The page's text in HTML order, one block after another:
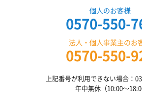
個人のお客様
0570-550-
法人・個人事業主のお
0570-550-
上記番号が利用できない場合：
年中無休（10:00〜